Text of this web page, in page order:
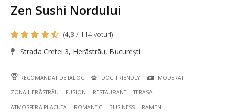
Zen Sushi Nordului
(4,8 / 114 voturi)
Strada Cretei 3, Herãstrãu, București
RECOMANDAT DE IALOC DOG FRIENDLY MODERAT
ZONA HERÃSTRÃU FUSION RESTAURANT TERASA
ATMOSFERA PLACUTA ROMANTIC BUSINESS RAMEN